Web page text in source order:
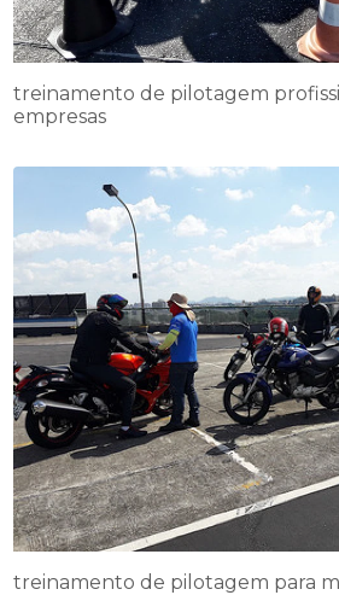
treinamento de pilotagem
empresas
treinamento de pilotagem para